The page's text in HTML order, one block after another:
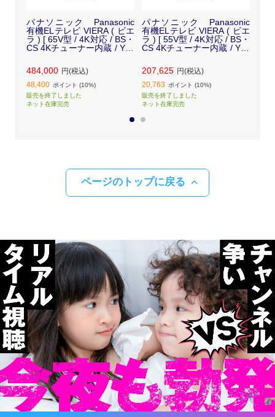
パナソニック Panasonic
有機ELテレビ VIERA ( ビエ
ラ ) [ 65V型 / 4K対応 / BS・
CS 4Kチューナー内蔵 / You
484,000 円(税込)
48,400 ポイント (10%)
販売を終了しました
ネット在庫完売
パナソニック Panasonic
有機ELテレビ VIERA ( ビエ
ラ ) [ 55V型 / 4K対応 / BS・
CS 4Kチューナー内蔵 / You
207,625 円(税込)
20,763 ポイント (10%)
販売を終了しました
ネット在庫完売
ページのトップに戻る